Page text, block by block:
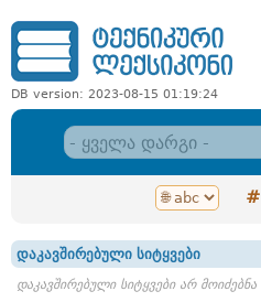
DB version: 2023-08-15 01:19:24
#
დაკავშირებული სიტყვები
დაკავშირებული სიტყვები არ მოიძებნა